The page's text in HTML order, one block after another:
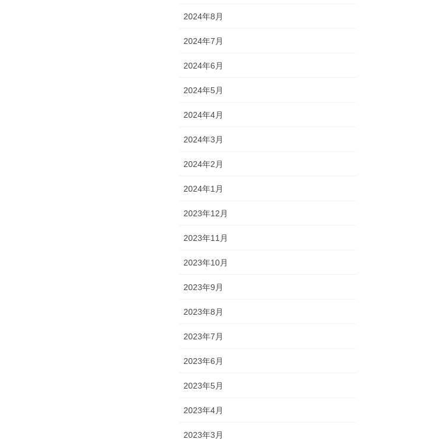
2024年8月
2024年7月
2024年6月
2024年5月
2024年4月
2024年3月
2024年2月
2024年1月
2023年12月
2023年11月
2023年10月
2023年9月
2023年8月
2023年7月
2023年6月
2023年5月
2023年4月
2023年3月